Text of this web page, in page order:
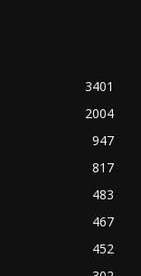
3401
2004
947
817
483
467
452